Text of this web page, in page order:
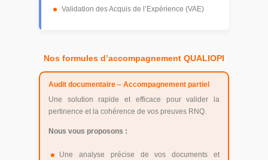
Validation des Acquis de l’Expérience (VAE)
Nos formules d’accompagnement QUALIOPI
Audit documentaire – Accompagnement partiel
Une solution rapide et efficace pour valider la
pertinence et la cohérence de vos preuves RNQ.
Nous vous proposons :
Une analyse précise de vos documents et